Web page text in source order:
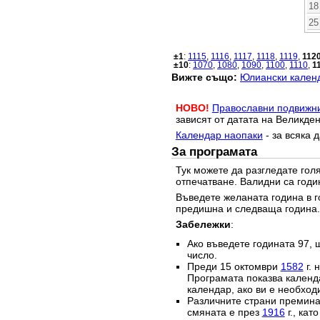
18
25
±1: 1115 1116 1117 1118 1119
±10: 1070 1080 1090 1100 1110
Вижте също: Юлиански
НОВО! Православни
зависят от датата на Великден.
Календар наопаки - за всяка
За програмата
Тук можете да разгледате
отпечатване. Валидни са
Въведете желаната година в
предишна и следваща година.
Забележки:
Ако въведете годината 97,
число.
Преди 15 октомври 1582 г.
Програмата показва
календар, ако ви е
Различните страни
смяната е през 1916г.,